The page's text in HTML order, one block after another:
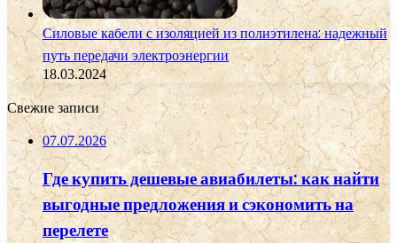
Силовые кабели с изоляцией из полиэтилена: надежный
путь передачи электроэнергии
18.03.2024
Свежие записи
07.07.2026
Где купить дешевые авиабилеты: как найти
выгодные предложения и сэкономить на
перелете